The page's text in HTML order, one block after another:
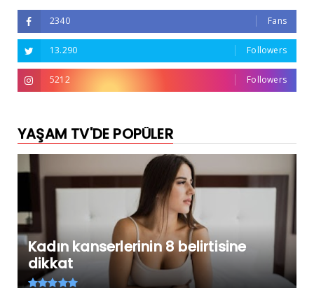
2340 Fans
13.290 Followers
5212 Followers
YAŞAM TV'DE POPÜLER
Kadın kanserlerinin 8 belirtisine
dikkat